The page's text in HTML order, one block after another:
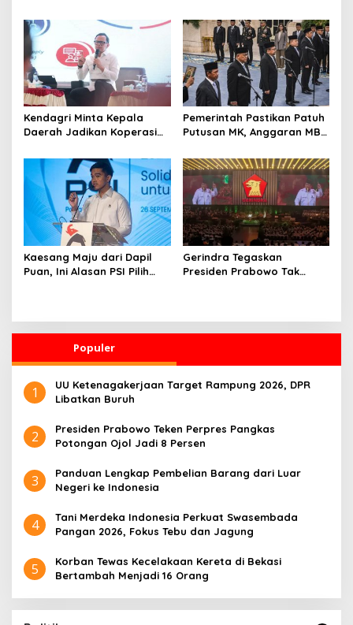
Perdamaian 2026
Kendagri Minta Kepala
Daerah Jadikan Koperasi
Ekonomi Desa
Pemerintah Pastikan Patuh
Putusan MK, Anggaran MBG
Pendidikan
Kaesang Maju dari Dapil
Puan, Ini Alasan PSI Pilih
Gerindra Tegaskan
Presiden Prabowo Tak
Populer
1
UU Ketenagakerjaan Target Rampung 2026, DPR
Libatkan Buruh
2
Presiden Prabowo Teken Perpres Pangkas
Potongan Ojol Jadi 8 Persen
3
Panduan Lengkap Pembelian Barang dari Luar
Negeri ke Indonesia
4
Tani Merdeka Indonesia Perkuat Swasembada
Pangan 2026, Fokus Tebu dan Jagung
5
Korban Tewas Kecelakaan Kereta di Bekasi
Bertambah Menjadi 16 Orang